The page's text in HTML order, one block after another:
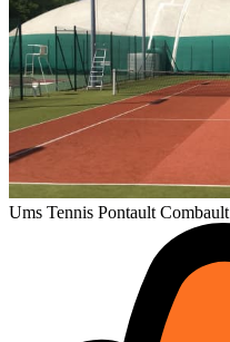
Ums Tennis Pontault Combault